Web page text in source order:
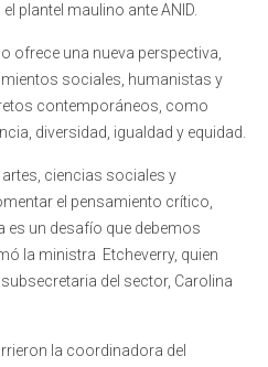
plantel maulino ante ANID.
ofrece una nueva perspectiva,
sociales, humanistas y
contemporáneos, como
diversidad, igualdad y equidad.
ciencias sociales y
el pensamiento crítico,
es un desafío que debemos
la ministra Etcheverry, quien
del sector, Carolina
la coordinadora del